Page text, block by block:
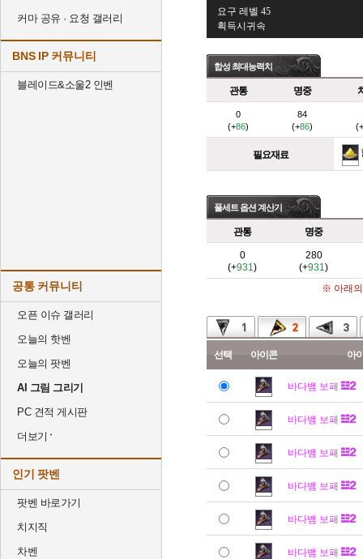
커마 공유 · 요청 갤러리
BNS IP 커뮤니티
블레이드&소울2 인벤
공통 커뮤니티
오픈 이슈 갤러리
오늘의 핫벤
오늘의 팟벤
AI 그림 그리기
PC 견적 게시판
더보기
인기 팟벤
팟벤 바로가기
치지직
차벤
요구 레벨 45
획득시귀속
합성 최대능력치
관통 명중
0
(+86)
84
(+86) (+
필요재료
풀세트 옵션 계산기
관통 명중
0
(+931)
280
(+931)
※ 아래의
선택 아이콘 아
바다뱀 보패
바다뱀 보패
바다뱀 보패
바다뱀 보패
바다뱀 보패
바다뱀 보패